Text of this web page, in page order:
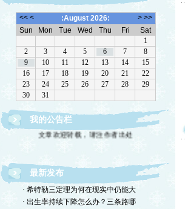
我的公告栏
文章欢迎转载，请注作者出处
最新发布
· 希特勒三定理为何在现实中仍能大
· 出生率持续下降怎么办？三条路哪